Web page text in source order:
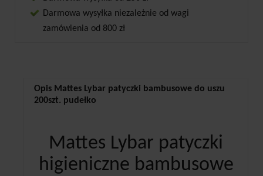
Darmowa wysyłka niezależnie od wagi
zamówienia od 800 zł
Opis Mattes Lybar patyczki bambusowe do uszu
200szt. pudełko
Mattes Lybar patyczki
higieniczne bambusowe